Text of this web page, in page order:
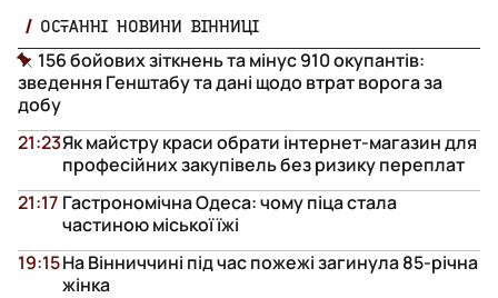
ОСТАННІ НОВИНИ ВІННИЦІ
156 бойових зіткнень та мінус 910 окупантів:
зведення Генштабу та дані щодо втрат ворога за
добу
Як майстру краси обрати інтернет-магазин для
професійних закупівель без ризику переплат
21:23
Гастрономічна Одеса: чому піца стала
частиною міської їжі
21:17
На Вінниччині під час пожежі загинула 85-річна
жінка
19:15